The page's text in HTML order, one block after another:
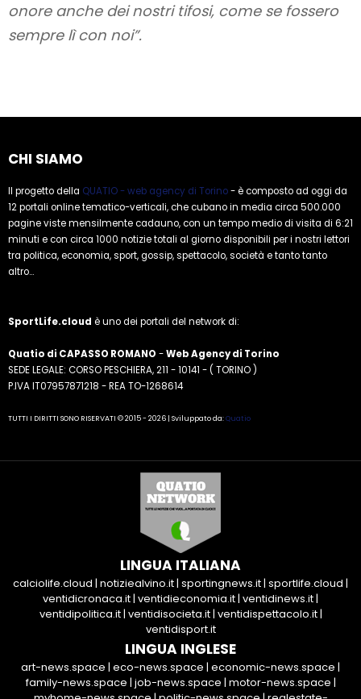
onore anche dei nostri tifosi, come se fossero
sempre lì con noi”.
CHI SIAMO
Il progetto della QUATIO - web agency di Torino- è composto ad oggi da
12 portali online tematico-verticali, che cubano in media circa 500.000
pagine viste mensilmente cadauno, con un tempo medio di visita di 6:21
minuti e con circa 1000 notizie totali al giorno disponibili per i nostri lettori
tra politica, economia, sport, gossip, spettacolo, società e tanto tanto
altro...
SportLife.cloud è uno dei portali del network di:
Quatio di CAPASSO ROMANO -Web Agency di Torino
SEDE LEGALE: CORSO PESCHIERA, 211 - 10141 - ( TORINO )
P.IVA IT07957871218 - REA TO-1268614
TUTTI I DIRITTI SONO RISERVATI © 2015 - 2026 | Sviluppato da:Quatio
LINGUA ITALIANA
calciolife.cloud | notiziealvino.it| sportingnews.it| sportlife.cloud |
ventidicronaca.it| ventidieconomia.it| ventidinews.it|
ventidipolitica.it| ventidisocieta.it| ventidispettacolo.it|
ventidisport.it
LINGUA INGLESE
art-news.space | eco-news.space | economic-news.space |
family-news.space | job-news.space | motor-news.space |